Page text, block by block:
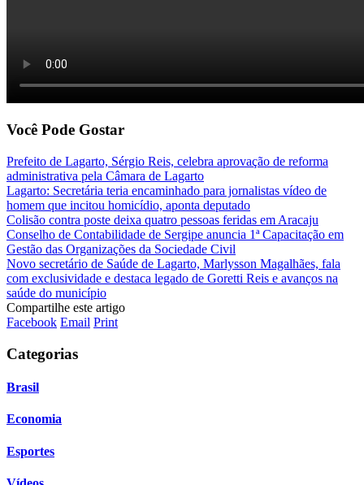
Você Pode Gostar
Prefeito de Lagarto, Sérgio Reis, celebra aprovação de reforma
administrativa pela Câmara de Lagarto
Lagarto: Secretária teria encaminhado para jornalistas vídeo de
homem que incitou homicídio, aponta deputado
Colisão contra poste deixa quatro pessoas feridas em Aracaju
Conselho de Contabilidade de Sergipe anuncia 1ª Capacitação em
Gestão das Organizações da Sociedade Civil
Novo secretário de Saúde de Lagarto, Marlysson Magalhães, fala
com exclusividade e destaca legado de Goretti Reis e avanços na
saúde do município
Compartilhe este artigo
Facebook Email Print
Categorias
Brasil
Economia
Esportes